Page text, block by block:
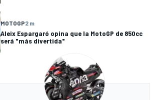
MOTOGP2 m
Aleix Espargaró opina que la MotoGP de 850cc
será "más divertida"